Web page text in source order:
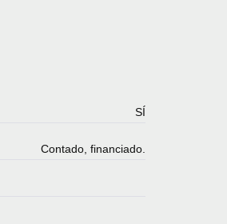
SÍ
Contado, financiado.